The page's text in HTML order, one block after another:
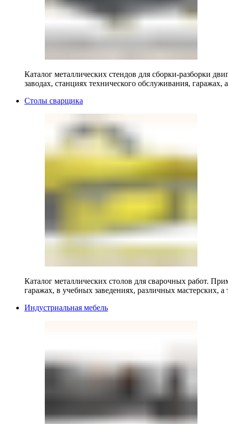
Каталог металлических стендов для сборки-разборки
заводах, станциях технического обслуживания, гаражах,
Столы сварщика
Каталог металлических столов для сварочных работ.
гаражах, в учебных заведениях, различных мастерских, а
Индустриальная мебель